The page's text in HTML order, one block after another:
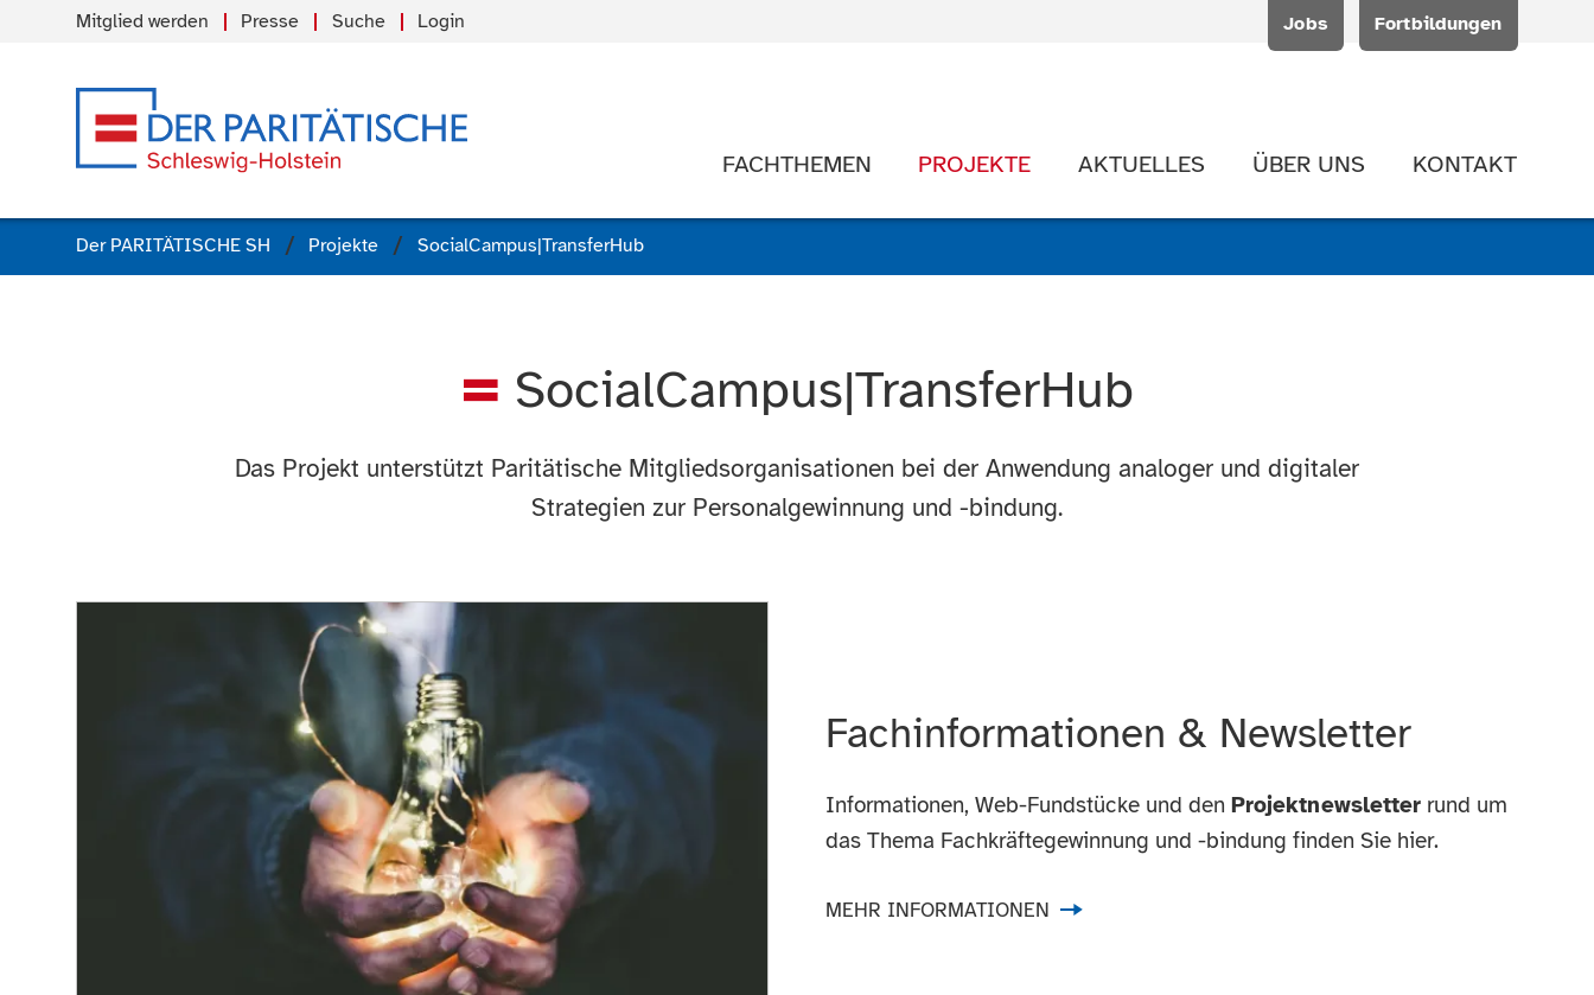
Jobs Fortbildungen
Mitglied werden Presse Suche Login
FACHTHEMEN PROJEKTE AKTUELLES ÜBER UNS KONTAKT
Der PARITÄTISCHE SH Projekte SocialCampus|TransferHub
SocialCampus|TransferHub
Das Projekt unterstützt Paritätische Mitgliedsorganisationen bei der Anwendung analoger und digitaler
Strategien zur Personalgewinnung und -bindung.
Fachinformationen & Newsletter
Informationen, Web-Fundstücke und den Projektnewsletter rund um
das Thema Fachkräftegewinnung und -bindung finden Sie hier.
MEHR INFORMATIONEN